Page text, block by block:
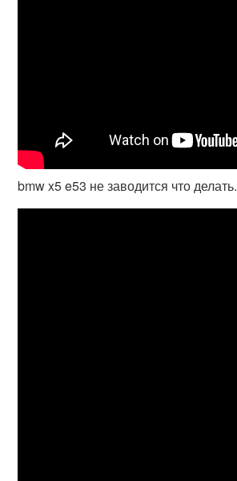
bmw x5 e53 не заводится что делать.